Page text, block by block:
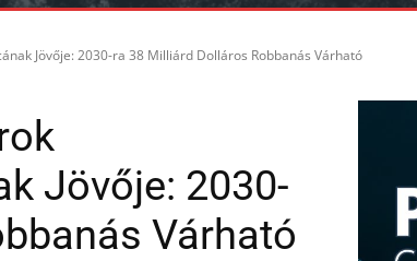
Jövője: 2030-ra 38 Milliárd Dolláros Robbanás Várható
Jövője: 2030-
Várható